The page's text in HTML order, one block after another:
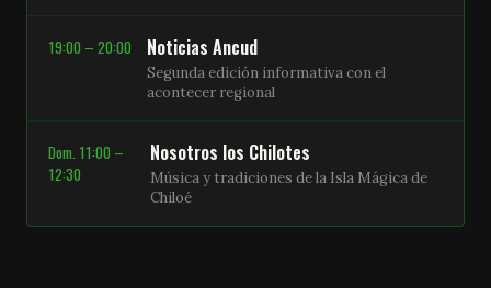
19:00 – 20:00 Noticias Ancud
Segunda edición informativa con el
acontecer regional
Dom. 11:00 –
12:30
Nosotros los Chilotes
Música y tradiciones de la Isla Mágica de
Chiloé